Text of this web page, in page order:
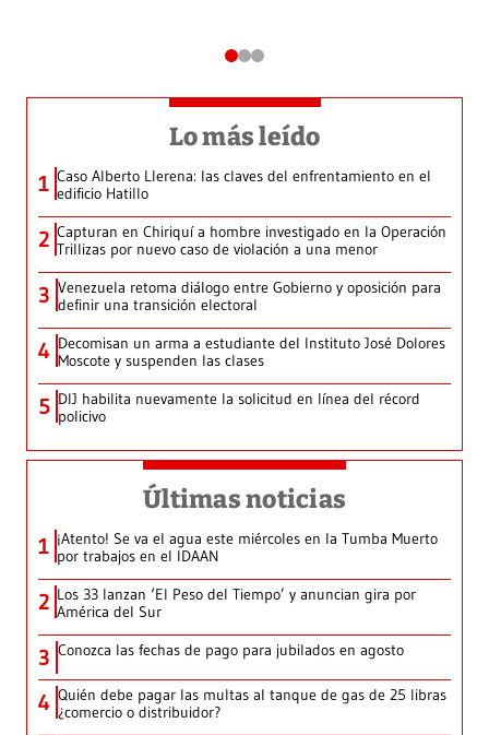
Lo más leído
1 Caso Alberto Llerena: las claves del enfrentamiento en el
edificio Hatillo
2 Capturan en Chiriquí a hombre investigado en la Operación
Trillizas por nuevo caso de violación a una menor
3 Venezuela retoma diálogo entre Gobierno y oposición para
definir una transición electoral
4 Decomisan un arma a estudiante del Instituto José Dolores
Moscote y suspenden las clases
5 DIJ habilita nuevamente la solicitud en línea del récord
policivo
Últimas noticias
1 ¡Atento! Se va el agua este miércoles en la Tumba Muerto
por trabajos en el IDAAN
2 Los 33 lanzan ‘El Peso del Tiempo’ y anuncian gira por
América del Sur
3 Conozca las fechas de pago para jubilados en agosto
4 Quién debe pagar las multas al tanque de gas de 25 libras
¿comercio o distribuidor?